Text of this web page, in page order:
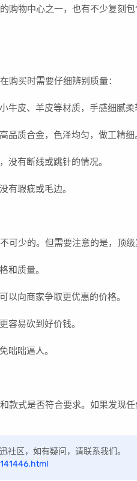
购物中心之一，也有不少复刻包
购买时需要仔细辨别质量：
皮、羊皮等材质，手感细腻柔
品质合金，色泽均匀，做工精细
没有断线或跳针的情况。
有瑕疵或毛边。
可少的。但需要注意的是，顶
和质量。
以向商家争取更优惠的价格。
容易砍到好价钱。
咄咄逼人。
款式是否符合要求。如果发现任
区，如有疑问，请联系我们。